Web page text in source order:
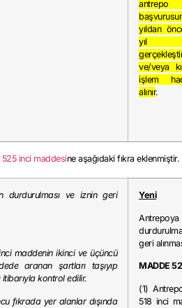
antrepo
yıldan
yıl
ve/veya
işlem
alınır.
inci maddesine aşağıdaki fıkra eklenmiştir.
durdurulması ve iznin geri
maddenin ikinci ve üçüncü
aranan şartları taşıyıp
itibarıyla kontrol edilir.
fıkrada yer alanlar dışında
Yeni
Antrepoya
geri
MADDE
(1)
518 inci